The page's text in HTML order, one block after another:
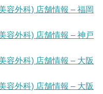
容外科) 店舗情報 – 福岡
容外科) 店舗情報 – 神戸
容外科) 店舗情報 – 大阪
容外科) 店舗情報 – 大阪